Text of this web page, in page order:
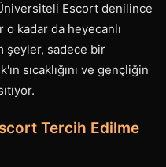
Escort denilince
o kadar da heyecanlı
şeyler, sadece bir
sıcaklığını ve gençliğin
Tercih Edilme